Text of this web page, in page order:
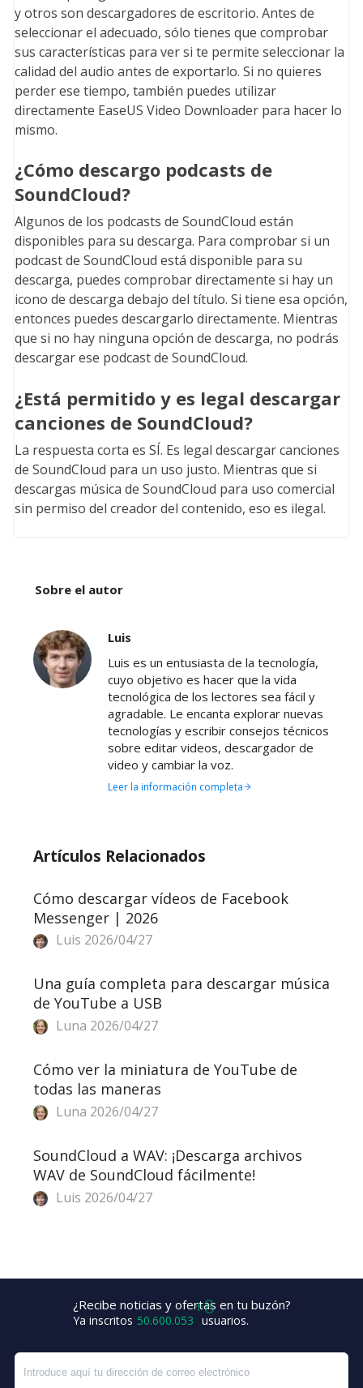
y otros son descargadores de escritorio. Antes de
seleccionar el adecuado, sólo tienes que comprobar
sus características para ver si te permite seleccionar la
calidad del audio antes de exportarlo. Si no quieres
perder ese tiempo, también puedes utilizar
directamente EaseUS Video Downloader para hacer lo
mismo.
¿Cómo descargo podcasts de
SoundCloud?
Algunos de los podcasts de SoundCloud están
disponibles para su descarga. Para comprobar si un
podcast de SoundCloud está disponible para su
descarga, puedes comprobar directamente si hay un
icono de descarga debajo del título. Si tiene esa opción,
entonces puedes descargarlo directamente. Mientras
que si no hay ninguna opción de descarga, no podrás
descargar ese podcast de SoundCloud.
¿Está permitido y es legal descargar
canciones de SoundCloud?
La respuesta corta es SÍ. Es legal descargar canciones
de SoundCloud para un uso justo. Mientras que si
descargas música de SoundCloud para uso comercial
sin permiso del creador del contenido, eso es ilegal.
Sobre el autor
Luis
Luis es un entusiasta de la tecnología,
cuyo objetivo es hacer que la vida
tecnológica de los lectores sea fácil y
agradable. Le encanta explorar nuevas
tecnologías y escribir consejos técnicos
sobre editar videos, descargador de
video y cambiar la voz.
Leer la información completa
Artículos Relacionados
Cómo descargar vídeos de Facebook
Messenger | 2026
Luis 2026/04/27
Una guía completa para descargar música
de YouTube a USB
Luna 2026/04/27
Cómo ver la miniatura de YouTube de
todas las maneras
Luna 2026/04/27
SoundCloud a WAV: ¡Descarga archivos
WAV de SoundCloud fácilmente!
Luis 2026/04/27
¿Recibe noticias y ofertas en tu buzón?
Ya inscritos 50.600.061 usuarios.